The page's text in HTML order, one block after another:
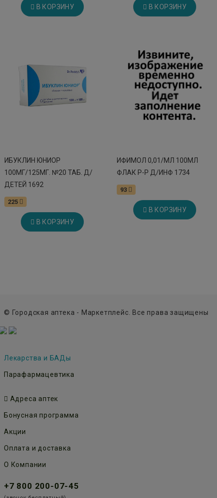
В КОРЗИНУ В КОРЗИНУ
ИБУКЛИН ЮНИОР
100МГ/125МГ. №20 ТАБ. Д/
ДЕТЕЙ 1692
225
В КОРЗИНУ
ИФИМОЛ 0,01/МЛ 100МЛ
ФЛАК Р-Р Д/ИНФ 1734
93
В КОРЗИНУ
© Городская аптека - Маркетплейс. Все права защищены
Лекарства и БАДы
Парафармацевтика
Адреса аптек
Бонусная программа
Акции
Оплата и доставка
О Компании
+7 800 200-07-45